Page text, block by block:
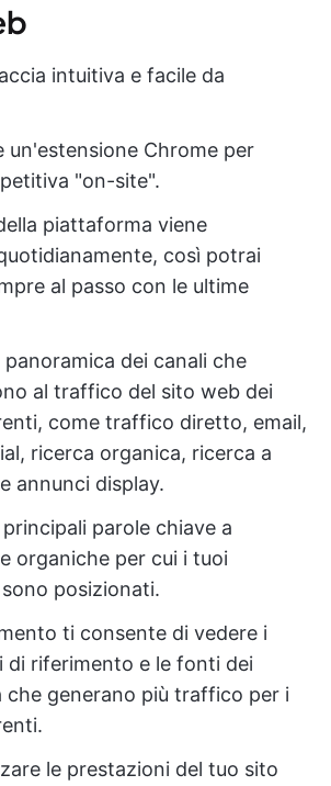
intuitiva e facile da
un'estensione Chrome per
"on-site".
piattaforma viene
così potrai
al passo con le ultime
dei canali che
al traffico del sito web dei
come traffico diretto, email,
ricerca organica, ricerca a
annunci display.
parole chiave a
organiche per cui i tuoi
posizionati.
ti consente di vedere i
di riferimento e le fonti dei
che generano più traffico per i
le prestazioni del tuo sito